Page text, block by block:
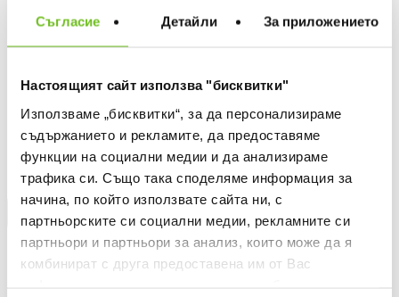
Съгласие Детайли За приложението
Настоящият сайт използва "бисквитки"
Използваме „бисквитки“, за да персонализираме
съдържанието и рекламите, да предоставяме
функции на социални медии и да анализираме
трафика си. Също така споделяме информация за
начина, по който използвате сайта ни, с
партньорските си социални медии, рекламните си
партньори и партньори за анализ, които може да я
комбинират с друга предоставена им от Вас
БЕЗПЛАТНА ДОСТАВКА НАД 50 €.
ВИЖ ПОВЕЧЕ
30 ДНИ БЕЗПЛАТНО ВРЪЩАНЕ
Информация за продукта